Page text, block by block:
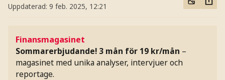
Uppdaterad: 9 feb. 2025, 12:21
Finansmagasinet
Sommarerbjudande! 3 mån för 19 kr/mån –
magasinet med unika analyser, intervjuer och
reportage.